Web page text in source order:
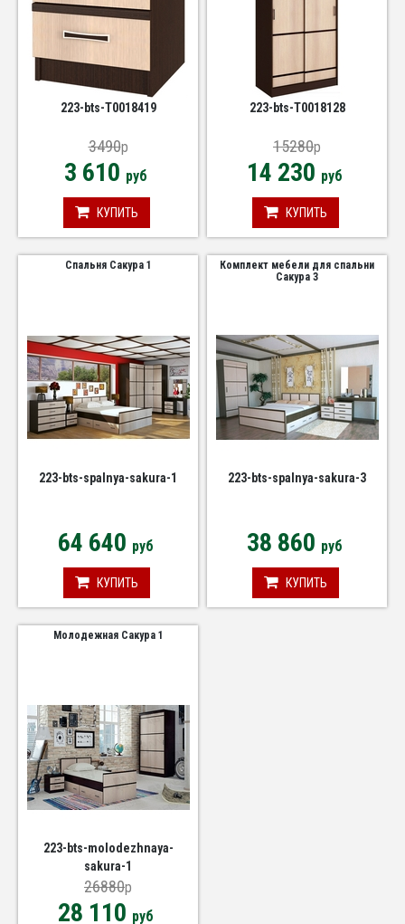
223-bts-Т0018419
3490p
3 610 руб
КУПИТЬ
223-bts-Т0018128
15280p
14 230 руб
КУПИТЬ
Спальня Сакура 1
223-bts-spalnya-sakura-1
64 640 руб
КУПИТЬ
Комплект мебели для спальни
Сакура 3
223-bts-spalnya-sakura-3
38 860 руб
КУПИТЬ
Молодежная Сакура 1
223-bts-molodezhnaya-
sakura-1
26880p
28 110 руб